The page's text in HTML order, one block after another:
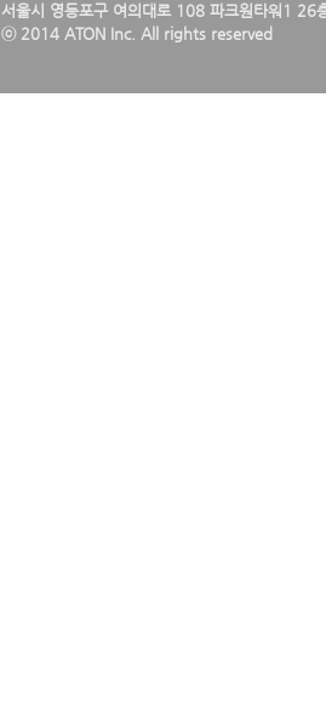
서울시 영등포구 여의대로 108 파크원타워1 26
ⓒ 2014 ATON Inc. All rights reserved